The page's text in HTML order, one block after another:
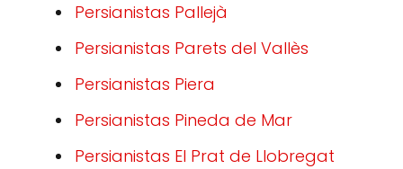
Persianistas Pallejà
Persianistas Parets del Vallès
Persianistas Piera
Persianistas Pineda de Mar
Persianistas El Prat de Llobregat